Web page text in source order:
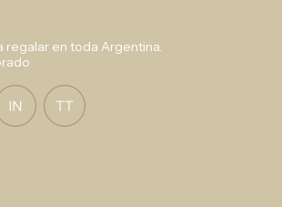
regalar en toda Argentina.